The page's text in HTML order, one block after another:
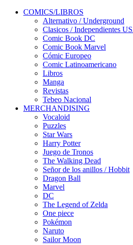
COMICS/LIBROS
Alternativo / Underground
Clasicos / Independientes
Comic Book DC
Comic Book Marvel
Cómic Europeo
Comic Latinoamericano
Libros
Manga
Revistas
Tebeo Nacional
MERCHANDISING
Vocaloid
Puzzles
Star Wars
Harry Potter
Juego de Tronos
The Walking Dead
Señor de los anillos / Hobbit
Dragon Ball
Marvel
DC
The Legend of Zelda
One piece
Pokémon
Naruto
Sailor Moon